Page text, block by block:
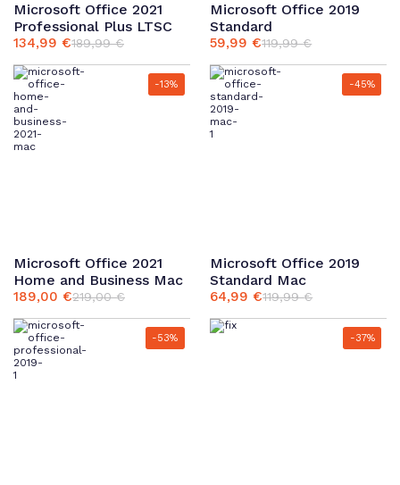
Microsoft Office 2021
Professional Plus LTSC
189,99€
Ursprünglicher
Preis
war:
189,99 €
134,99 €
Aktueller
Preis
ist:
134,99 €.
Microsoft Office 2019
Standard
119,99€
Ursprünglicher
Preis
war:
119,99 €
59,99€
Aktueller
Preis
ist:
59,99 €.
-13%
Microsoft Office 2021
Home and Business Mac
219,00€
Ursprünglicher
Preis
war:
219,00 €
189,00 €
Aktueller
Preis
ist:
189,00 €.
-45%
Microsoft Office 2019
Standard Mac
119,99€
Ursprünglicher
Preis
war:
64,99€
Aktueller
Preis
ist:
-53% -37%